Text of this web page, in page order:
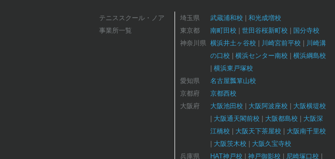
テニススクール・ノア
事業所一覧
埼玉県 武蔵浦和校
和光成増校
東京都
南町田校 世田谷桜新町校
国分寺校
神奈川県 横浜井土ヶ谷校 川崎宮前平校
川崎溝
の口校
横浜センター南校
横浜綱島校
横浜東戸塚校
愛知県
名古屋瓢箪山校
京都府
京都西校
大阪府
大阪池田校 大阪阿波座校
大阪横堤校
大阪通天閣前校
大阪都島校
大阪深
江橋校
大阪天下茶屋校
大阪南千里校
大阪茨木校
大阪久宝寺校
兵庫県
HAT神戸校 神戸御影校
尼崎塚口校